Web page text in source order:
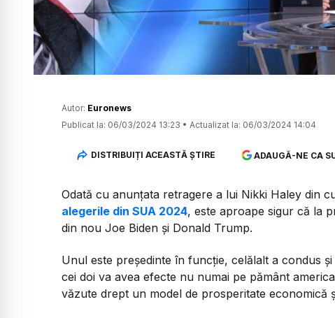
Autor: Euronews
Publicat la: 06/03/2024 13:23 • Actualizat la: 06/03/2024 14:04
DISTRIBUIȚI ACEASTĂ ȘTIRE ADAUGĂ-NE CA
Odată cu anunțata retragere a lui Nikki Haley din
alegerile din SUA 2024, este aproape sigur că la
din nou Joe Biden și Donald Trump.
Unul este președinte în funcție, celălalt a condus
cei doi va avea efecte nu numai pe pământ
văzute drept un model de prosperitate economică